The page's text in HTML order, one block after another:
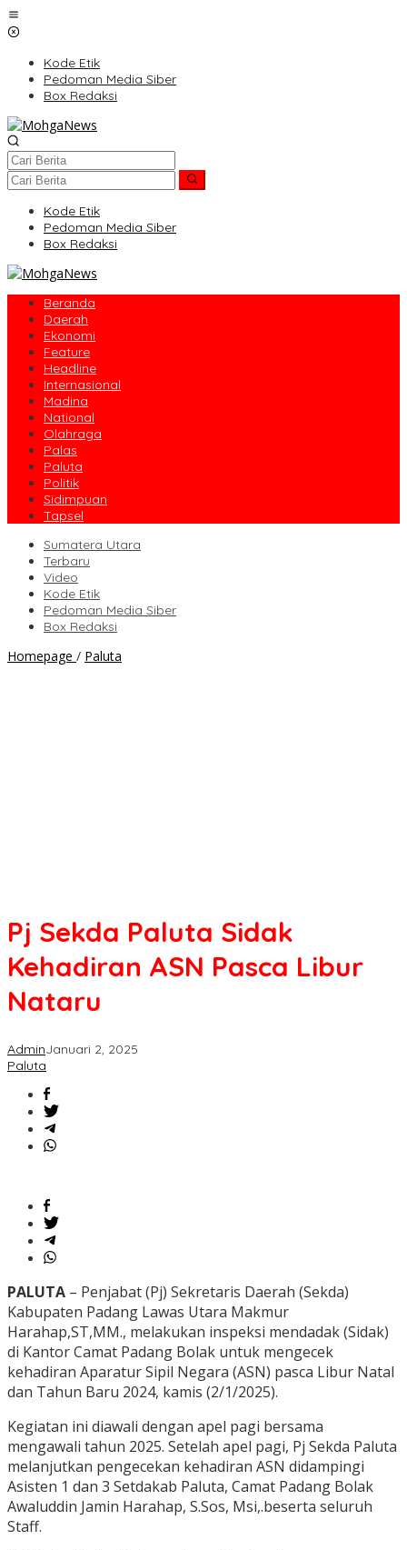
Lewati
ke
Kode Etik
Pedoman Media Siber
Box Redaksi
Kode Etik
Pedoman Media Siber
Box Redaksi
Beranda
Daerah
Ekonomi
Feature
Headline
Internasional
Madina
National
Olahraga
Palas
Paluta
Politik
Sidimpuan
Tapsel
Sumatera Utara
Terbaru
Video
Kode Etik
Pedoman Media Siber
Box Redaksi
Homepage / Paluta
Pj Sekda Paluta Sidak
Kehadiran ASN Pasca Libur
Nataru
AdminJanuari 2, 2025
Paluta
PALUTA – Penjabat (Pj) Sekretaris Daerah (Sekda)
Kabupaten Padang Lawas Utara Makmur
Harahap,ST,MM., melakukan inspeksi mendadak (Sidak)
di Kantor Camat Padang Bolak untuk mengecek
kehadiran Aparatur Sipil Negara (ASN) pasca Libur Natal
dan Tahun Baru 2024, kamis (2/1/2025).
Kegiatan ini diawali dengan apel pagi bersama
mengawali tahun 2025. Setelah apel pagi, Pj Sekda Paluta
melanjutkan pengecekan kehadiran ASN didampingi
Asisten 1 dan 3 Setdakab Paluta, Camat Padang Bolak
Awaluddin Jamin Harahap, S.Sos, Msi,.beserta seluruh
Staff.